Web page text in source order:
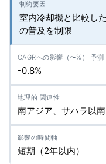
室内冷却機と比較し
の普及を制限
-0.8%
南アジア、サハラ以
短期（2年以内）